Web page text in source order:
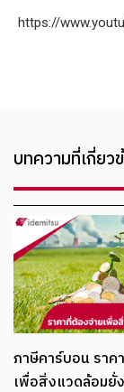
https://
บทความที่เกี่ยว
ภาษีคาร์บอน ราค
เพื่อสิ่งแวดล้อมยั่